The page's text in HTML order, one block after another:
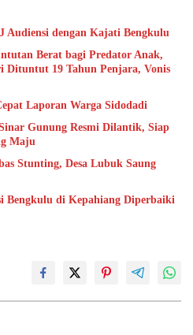
Audiensi dengan Kajati Bengkulu
Berat bagi Predator Anak,
Dituntut 19 Tahun Penjara, Vonis
Laporan Warga Sidodadi
Gunung Resmi Dilantik, Siap
Maju
Stunting, Desa Lubuk Saung
Bengkulu di Kepahiang Diperbaiki